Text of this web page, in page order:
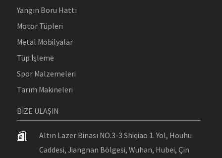
Yangın Boru Hattı
Motor Tüpleri
Metal Mobilyalar
Tüp İşleme
Spor Malzemeleri
Tarım Makineleri
BIZE ULAŞIN
Altın Lazer Binası NO.3-3 Shiqiao 1. Yol, Houhu
Caddesi, Jiangnan Bölgesi, Wuhan, Hubei, Çin